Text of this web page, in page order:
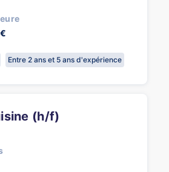
Entre 2 ans et 5 ans d'expérience
(h/f)